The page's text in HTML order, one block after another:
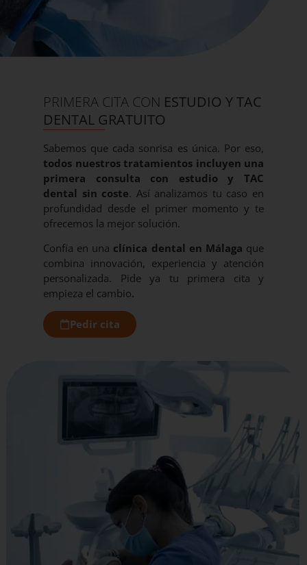
PRIMERA CITA CON ESTUDIO Y TAC
DENTAL GRATUITO
Sabemos que cada sonrisa es única. Por eso,
todos nuestros tratamientos incluyen una
primera consulta con estudio y TAC
dental sin coste. Así analizamos tu caso en
profundidad desde el primer momento y te
ofrecemos la mejor solución.
Confía en una clínica dental en Málaga que
combina innovación, experiencia y atención
personalizada. Pide ya tu primera cita y
empieza el cambio.
Pedir cita